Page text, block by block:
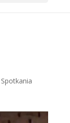
Spotkania